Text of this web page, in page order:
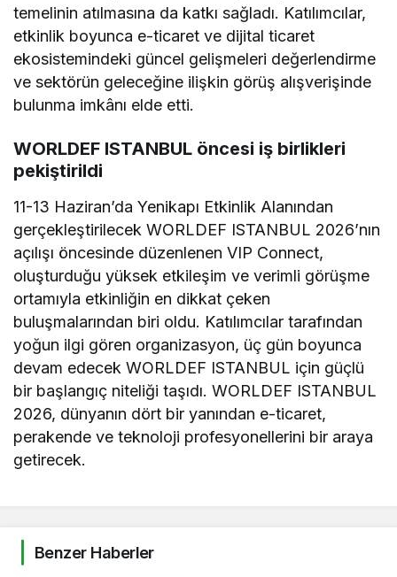
temelinin atılmasına da katkı sağladı. Katılımcılar,
etkinlik boyunca e-ticaret ve dijital ticaret
ekosistemindeki güncel gelişmeleri değerlendirme
ve sektörün geleceğine ilişkin görüş alışverişinde
bulunma imkânı elde etti.
WORLDEF ISTANBUL öncesi iş birlikleri
pekiştirildi
11-13 Haziran’da Yenikapı Etkinlik Alanından
gerçekleştirilecek WORLDEF ISTANBUL 2026’nın
açılışı öncesinde düzenlenen VIP Connect,
oluşturduğu yüksek etkileşim ve verimli görüşme
ortamıyla etkinliğin en dikkat çeken
buluşmalarından biri oldu. Katılımcılar tarafından
yoğun ilgi gören organizasyon, üç gün boyunca
devam edecek WORLDEF ISTANBUL için güçlü
bir başlangıç niteliği taşıdı. WORLDEF ISTANBUL
2026, dünyanın dört bir yanından e-ticaret,
perakende ve teknoloji profesyonellerini bir araya
getirecek.
Benzer Haberler